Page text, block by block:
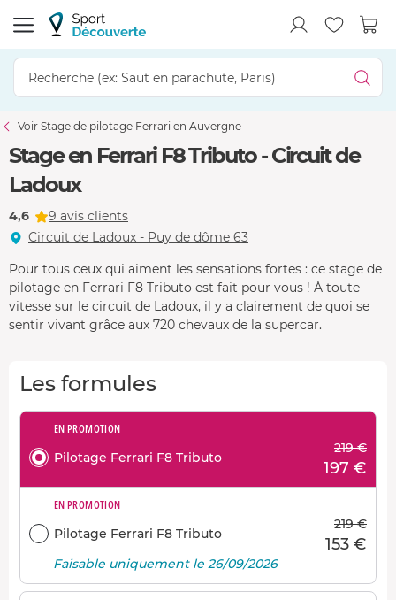
Voir Stage de pilotage Ferrari en Auvergne
Stage en Ferrari F8 Tributo - Circuit de
Ladoux
4,6
9 avis clients
Circuit de Ladoux - Puy de dôme 63
Pour tous ceux qui aiment les sensations fortes : ce stage de
pilotage en Ferrari F8 Tributo est fait pour vous ! À toute
vitesse sur le circuit de Ladoux, il y a clairement de quoi se
sentir vivant grâce aux 720 chevaux de la supercar.
Les formules
EN PROMOTION
Pilotage Ferrari F8 Tributo
219 €
197 €
EN PROMOTION
Pilotage Ferrari F8 Tributo
219 €
153 €
Faisable uniquement le 26/09/2026